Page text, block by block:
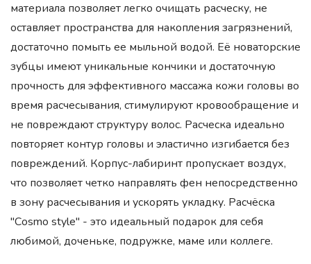
материала позволяет легко очищать расческу, не
оставляет пространства для накопления загрязнений,
достаточно помыть ее мыльной водой. Её новаторские
зубцы имеют уникальные кончики и достаточную
прочность для эффективного массажа кожи головы во
время расчесывания, стимулируют кровообращение и
не повреждают структуру волос. Расческа идеально
повторяет контур головы и эластично изгибается без
повреждений. Корпус-лабиринт пропускает воздух,
что позволяет четко направлять фен непосредственно
в зону расчесывания и ускорять укладку. Расчёска
"Сosmo style" - это идеальный подарок для себя
любимой, доченьке, подружке, маме или коллеге.